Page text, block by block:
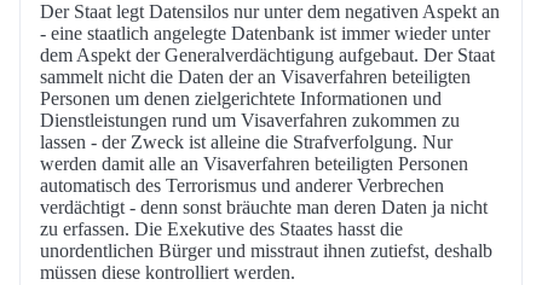
Der Staat legt Datensilos nur unter dem negativen Aspekt an
- eine staatlich angelegte Datenbank ist immer wieder unter
dem Aspekt der Generalverdächtigung aufgebaut. Der Staat
sammelt nicht die Daten der an Visaverfahren beteiligten
Personen um denen zielgerichtete Informationen und
Dienstleistungen rund um Visaverfahren zukommen zu
lassen - der Zweck ist alleine die Strafverfolgung. Nur
werden damit alle an Visaverfahren beteiligten Personen
automatisch des Terrorismus und anderer Verbrechen
verdächtigt - denn sonst bräuchte man deren Daten ja nicht
zu erfassen. Die Exekutive des Staates hasst die
unordentlichen Bürger und misstraut ihnen zutiefst, deshalb
müssen diese kontrolliert werden.